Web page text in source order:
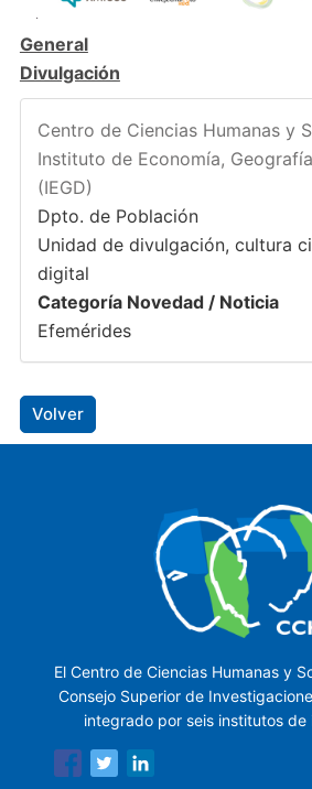
General
Divulgación
Centro de Ciencias Humanas y
Instituto de Economía,
(IEGD)
Dpto. de Población
Unidad de divulgación, cultura
digital
Categoría Novedad / Noticia
Efemérides
Volver
El Centro de Ciencias Humanas y
Consejo Superior de
integrado por seis institutos de